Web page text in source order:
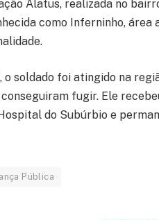
Alatus, realizada no
como Inferninho,
soldado foi atingido na
fugir. Ele
do Subúrbio e
Pública